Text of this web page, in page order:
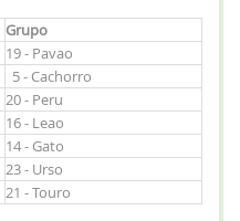
Grupo
19 - Pavao
5 - Cachorro
20 - Peru
16 - Leao
14 - Gato
23 - Urso
21 - Touro